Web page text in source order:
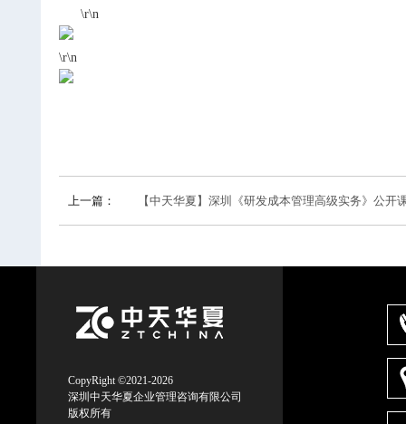
\r\n
\r\n
上一篇： 【中天华夏】深圳《研发成本管理高级实务》公开
CopyRight ©2021-2026
深圳中天华夏企业管理咨询有限公司
版权所有